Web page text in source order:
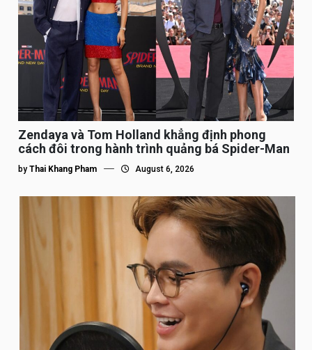
Zendaya và Tom Holland khẳng định phong
cách đôi trong hành trình quảng bá Spider-Man
by Thai Khang Pham August 6, 2026